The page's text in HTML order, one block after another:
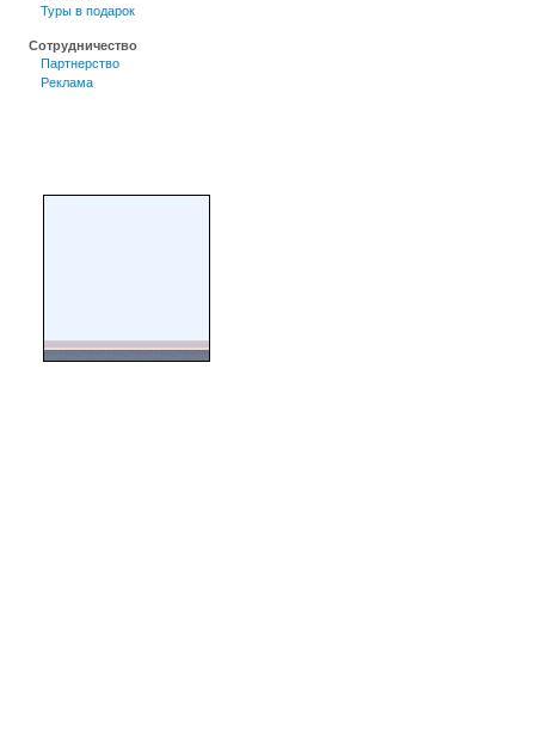
Туры в подарок
Сотрудничество
Партнерство
Реклама